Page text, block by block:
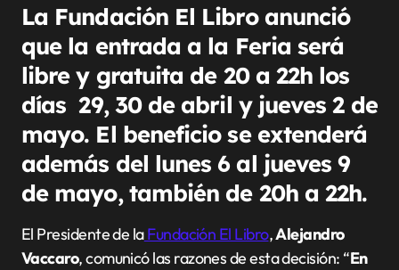
La Fundación El Libro anunció
que la entrada a la Feria será
libre y gratuita de 20 a 22h los
días 29, 30 de abril y jueves 2 de
mayo. El beneficio se extenderá
además del lunes 6 al jueves 9
de mayo, también de 20h a 22h.
El Presidente de laFundación El Libro,Alejandro
Vaccaro, comunicó las razones de esta decisión: “En